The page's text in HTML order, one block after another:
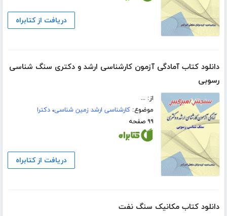
دریافت از کتابراه
دانلود کتاب آمادگی آزمون کارشناسی ارشد و دکتری سنگ شناسی
رسوبی
از: ...
موضوع:کارشناسی ارشد زمین شناسی،دکترا
۹۹ صفحه
دریافت از کتابراه
دانلود کتاب مکانیک سنگ نفت